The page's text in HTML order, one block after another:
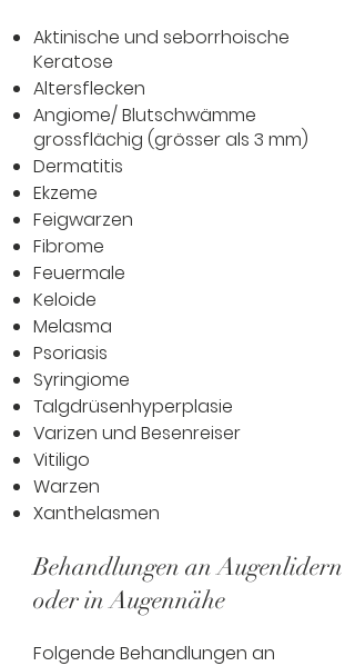
Aktinische und seborrhoische
Keratose
Altersflecken
Angiome/ Blutschwämme
grossflächig (grösser als 3 mm)
Dermatitis
Ekzeme
Feigwarzen
Fibrome
Feuermale
Keloide
Melasma
Psoriasis
Syringiome
Talgdrüsenhyperplasie
Varizen und Besenreiser
Vitiligo
Warzen
Xanthelasmen
Behandlungen an Augenlidern
oder in Augennähe
Folgende Behandlungen an